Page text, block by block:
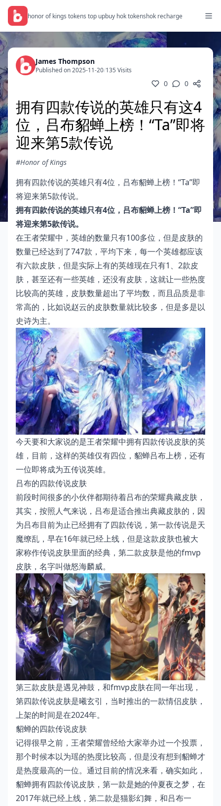
honor of kings tokens top upbuy hok tokenshok recharge
James Thompson
Published on 2025-11-20/135 Visits
0 0
拥有四款传说的英雄只有这4
位，吕布貂蝉上榜！“Ta”即将
迎来第5款传说
#Honor of Kings
拥有四款传说的英雄只有4位，吕布貂蝉上榜！“Ta”即
将迎来第5款传说。
拥有四款传说的英雄只有4位，吕布貂蝉上榜！“Ta”即
将迎来第5款传说。
在王者荣耀中，英雄的数量只有100多位，但是皮肤的
数量已经达到了747款，平均下来，每一个英雄都应该
有六款皮肤，但是实际上有的英雄现在只有1、2款皮
肤，甚至还有一些英雄，还没有皮肤，这就让一些热度
比较高的英雄，皮肤数量超出了平均数，而且品质是非
常高的，比如说赵云的皮肤数量就比较多，但是多是以
史诗为主。
今天要和大家说的是王者荣耀中拥有四款传说皮肤的英
雄，目前，这样的英雄仅有四位，貂蝉吕布上榜，还有
一位即将成为五传说英雄。
吕布的四款传说皮肤
前段时间很多的小伙伴都期待着吕布的荣耀典藏皮肤，
其实，按照人气来说，吕布是适合推出典藏皮肤的，因
为吕布目前为止已经拥有了四款传说，第一款传说是天
魔缭乱，早在16年就已经上线，但是这款皮肤也被大
家称作传说皮肤里面的经典，第二款皮肤是他的fmvp
皮肤，名字叫做怒海麟威。
第三款皮肤是遇见神鼓，和fmvp皮肤在同一年出现，
第四款传说皮肤是曦玄引，当时推出的一款情侣皮肤，
上架的时间是在2024年。
貂蝉的四款传说皮肤
记得很早之前，王者荣耀曾经给大家举办过一个投票，
那个时候本以为瑶的热度比较高，但是没有想到貂蝉才
是热度最高的一位。通过目前的情况来看，确实如此，
貂蝉拥有四款传说皮肤，第一款是她的仲夏夜之梦，在
2017年就已经上线，第二款是猫影幻舞，和吕布一